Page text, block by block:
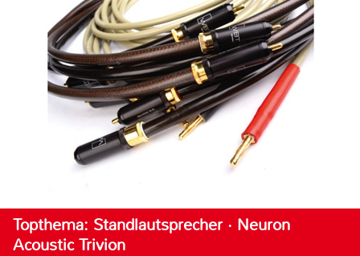
Topthema: Standlautsprecher · Neuron
Acoustic Trivion